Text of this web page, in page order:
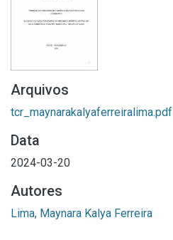
Arquivos
tcr_maynarakalyaferreiralima.pdf
Data
2024-03-20
Autores
Lima, Maynara Kalya Ferreira